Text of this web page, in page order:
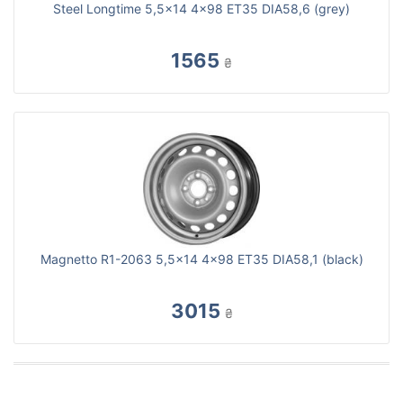
Steel Longtime 5,5x14 4x98 ET35 DIA58,6 (grey)
1565 ₴
Magnetto R1-2063 5,5x14 4x98 ET35 DIA58,1 (black)
3015 ₴